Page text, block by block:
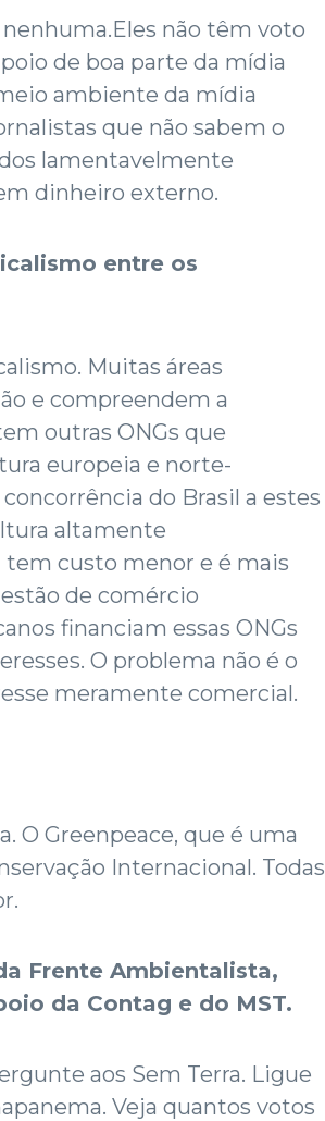
não têm voto
de boa parte da mídia
ambiente da mídia
que não sabem o
lamentavelmente
dinheiro externo.
entre os
Muitas áreas
e compreendem a
outras ONGs que
europeia e norte-
do Brasil a estes
altamente
custo menor e é mais
de comércio
financiam essas ONGs
O problema não é o
meramente comercial.
O Greenpeace, que é uma
Internacional. Todas
Frente Ambientalista,
da Contag e do MST.
aos Sem Terra. Ligue
Veja quantos votos